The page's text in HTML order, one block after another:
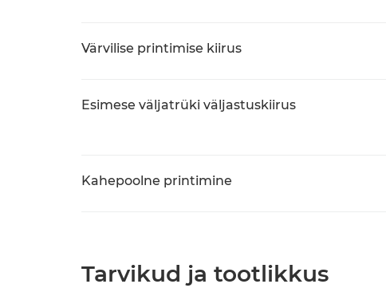
Värvilise printimise kiirus
Esimese väljatrüki väljastuskiirus
Kahepoolne printimine
Tarvikud ja tootlikkus